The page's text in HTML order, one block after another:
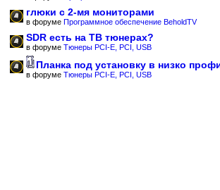
глюки с 2-мя мониторами
в форуме Программное обеспечение BeholdTV
SDR есть на ТВ тюнерах?
в форуме Тюнеры PCI-E, PCI, USB
Планка под установку в низко
в форуме Тюнеры PCI-E, PCI, USB